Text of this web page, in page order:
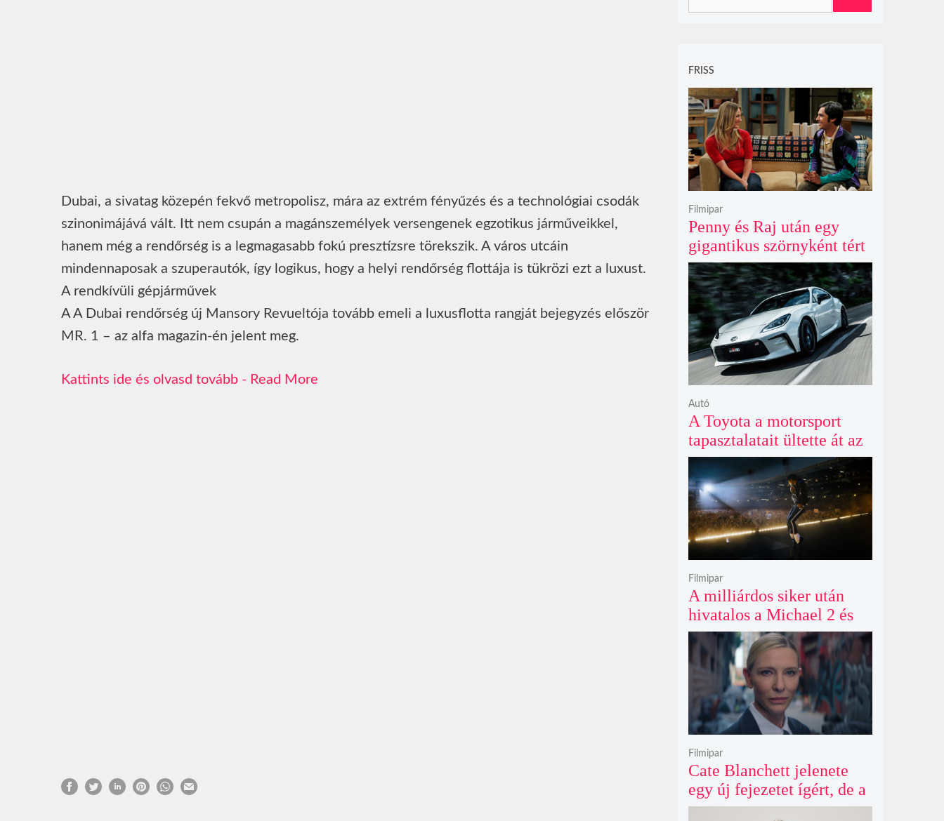
Dubai, a sivatag közepén fekvő metropolisz, mára az extrém fényűzés és a technológiai csodák
szinonimájává vált. Itt nem csupán a magánszemélyek versengenek egzotikus járműveikkel,
hanem még a rendőrség is a legmagasabb fokú presztízsre törekszik. A város utcáin
mindennaposak a szuperautók, így logikus, hogy a helyi rendőrség flottája is tükrözi ezt a luxust.
A rendkívüli gépjárművek
A A Dubai rendőrség új Mansory Revueltója tovább emeli a luxusflotta rangját bejegyzés először
MR. 1 – az alfa magazin-én jelent meg.
Read More
FRISS
Penny és Raj után egy
gigantikus szörnyként tért
vissza valaki az
Agymenők legújabb spin-
offjában
Filmipar
A Toyota a motorsport
tapasztalatait ültette át az
új GR86 vezethetőségébe
és biztonságába
Autó
A milliárdos siker után
hivatalos a Michael 2 és
már a bemutató éve is
megvan
Filmipar
Cate Blanchett jelenete
egy új fejezetet ígért, de a
Netflix törölte David
Filmipar